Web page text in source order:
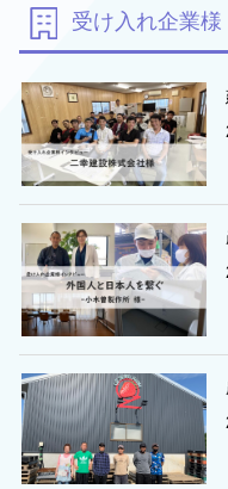
受け入れ企業様